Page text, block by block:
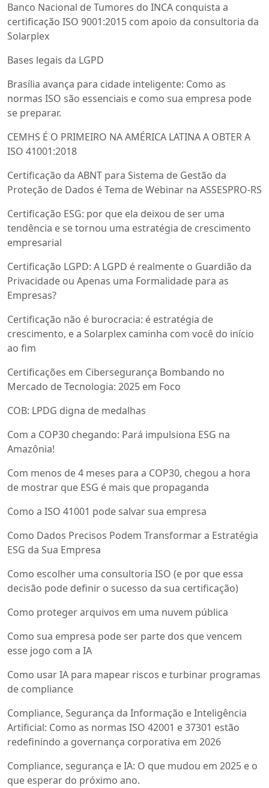
Banco Nacional de Tumores do INCA conquista a
certificação ISO 9001:2015 com apoio da consultoria da
Solarplex
Bases legais da LGPD
Brasília avança para cidade inteligente: Como as
normas ISO são essenciais e como sua empresa pode
se preparar.
CEMHS É O PRIMEIRO NA AMÉRICA LATINA A OBTER A
ISO 41001:2018
Certificação da ABNT para Sistema de Gestão da
Proteção de Dados é Tema de Webinar na ASSESPRO-RS
Certificação ESG: por que ela deixou de ser uma
tendência e se tornou uma estratégia de crescimento
empresarial
Certificação LGPD: A LGPD é realmente o Guardião da
Privacidade ou Apenas uma Formalidade para as
Empresas?
Certificação não é burocracia: é estratégia de
crescimento, e a Solarplex caminha com você do início
ao fim
Certificações em Cibersegurança Bombando no
Mercado de Tecnologia: 2025 em Foco
COB: LPDG digna de medalhas
Com a COP30 chegando: Pará impulsiona ESG na
Amazônia!
Com menos de 4 meses para a COP30, chegou a hora
de mostrar que ESG é mais que propaganda
Como a ISO 41001 pode salvar sua empresa
Como Dados Precisos Podem Transformar a Estratégia
ESG da Sua Empresa
Como escolher uma consultoria ISO (e por que essa
decisão pode definir o sucesso da sua certificação)
Como proteger arquivos em uma nuvem pública
Como sua empresa pode ser parte dos que vencem
esse jogo com a IA
Como usar IA para mapear riscos e turbinar programas
de compliance
Compliance, Segurança da Informação e Inteligência
Artificial: Como as normas ISO 42001 e 37301 estão
redefinindo a governança corporativa em 2026
Compliance, segurança e IA: O que mudou em 2025 e o
que esperar do próximo ano.